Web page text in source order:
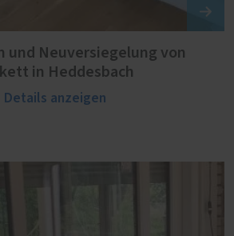
und Neuversiegelung von
in Heddesbach
Details anzeigen